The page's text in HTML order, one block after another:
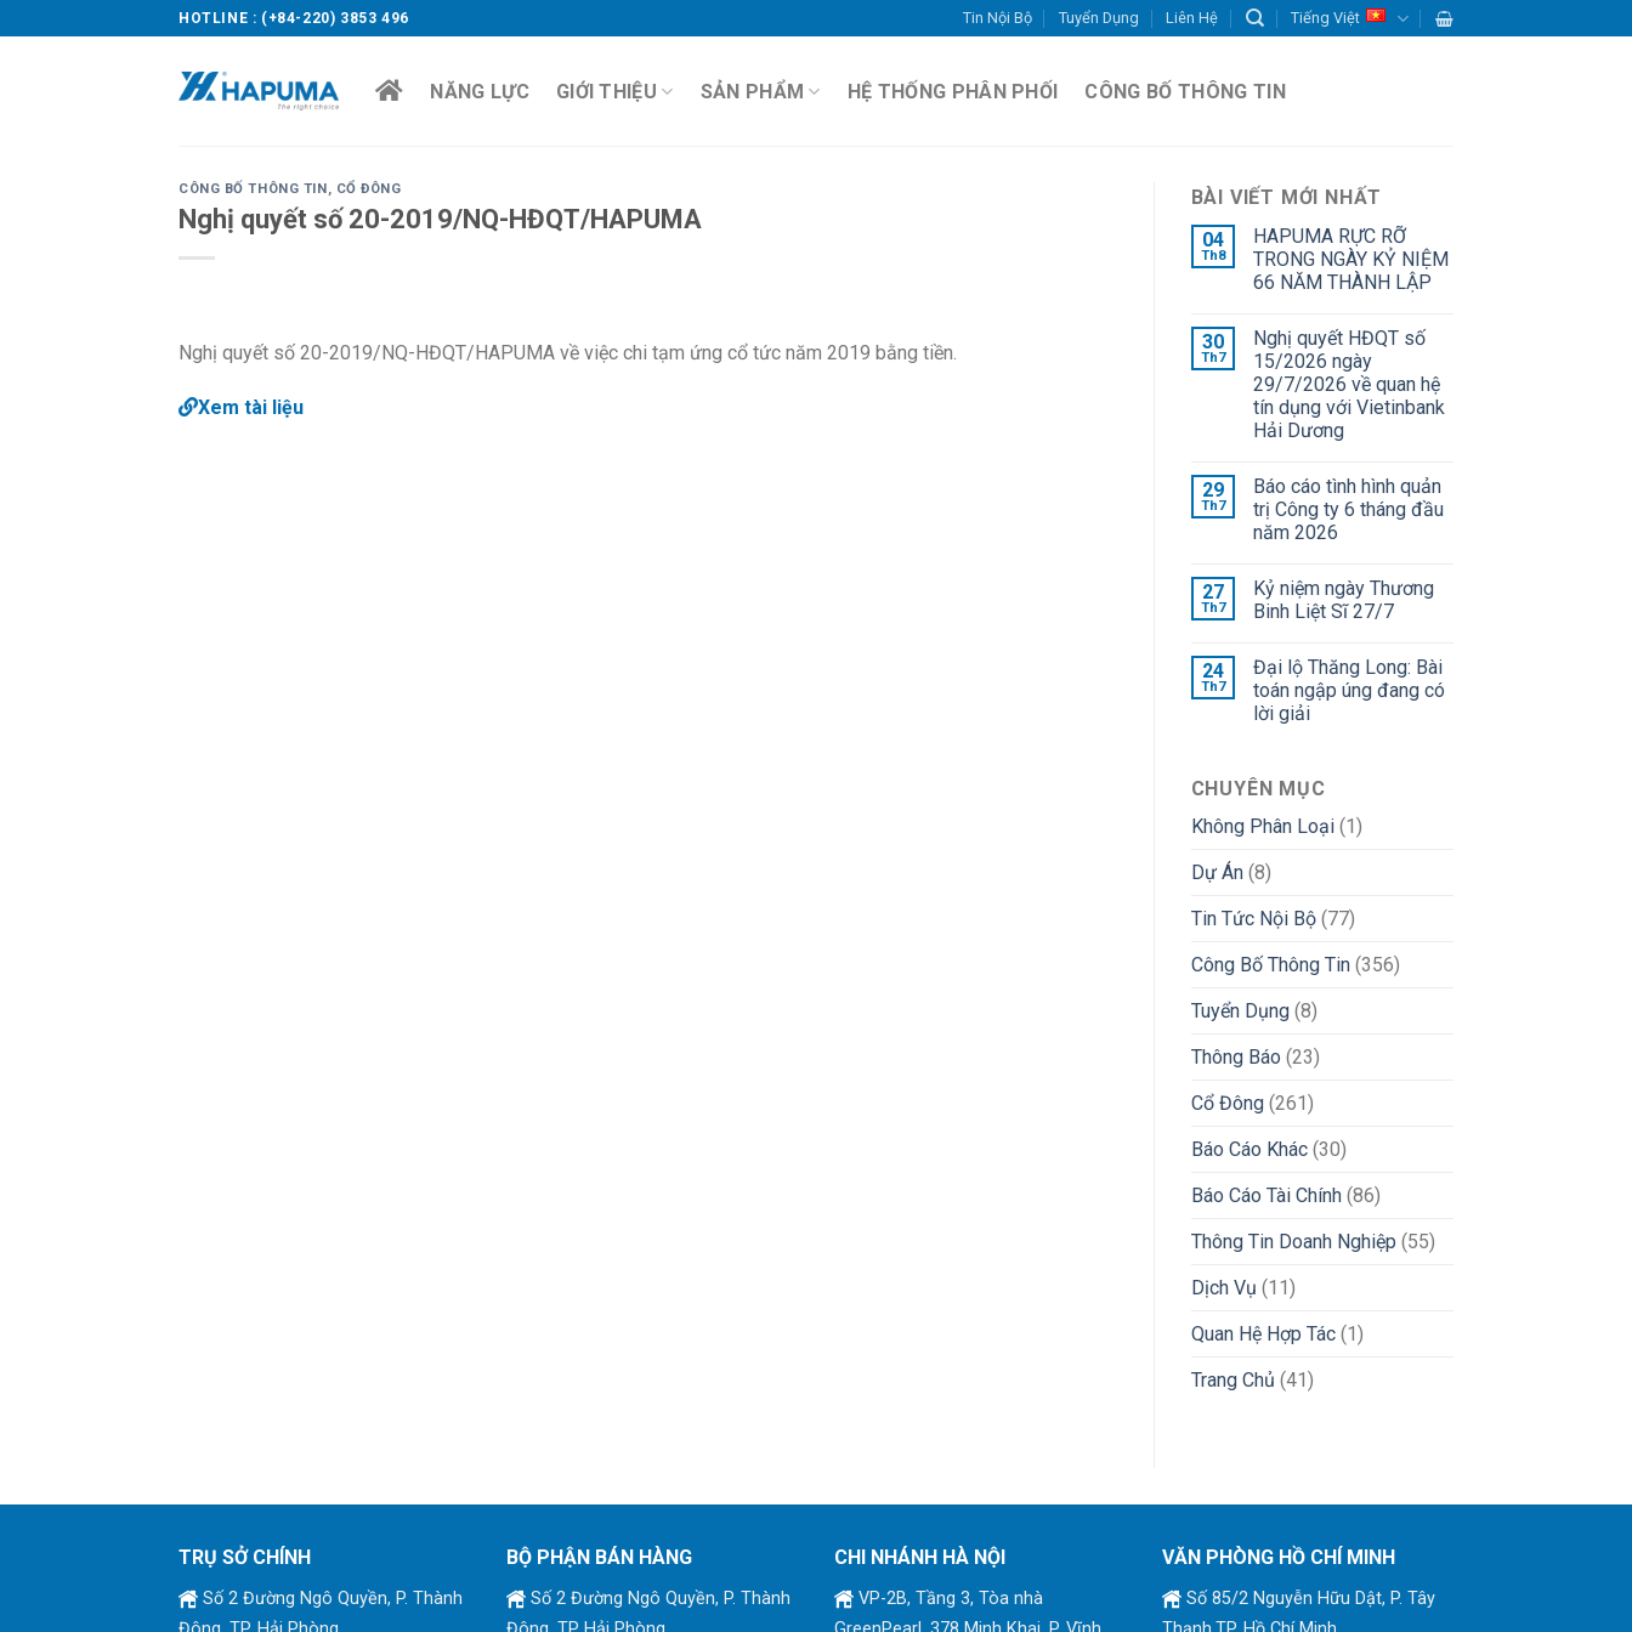
to
HOTLINE : (+84-220) 3853 496 Tin Nội Bộ Tuyển Dụng Liên Hệ Tiếng Việt
NĂNG LỰC GIỚI THIỆU SẢN PHẨM HỆ THỐNG PHÂN PHỐI CÔNG BỐ THÔNG TIN
CÔNG BỐ THÔNG TIN, CỔ ĐÔNG
Nghị quyết số 20-2019/NQ-HĐQT/HAPUMA
Nghị quyết số 20-2019/NQ-HĐQT/HAPUMA về việc chi tạm ứng cổ tức năm 2019 bằng tiền.
Xem tài liệu
BÀI VIẾT MỚI NHẤT
04
Th8
HAPUMA RỰC RỠ
TRONG NGÀY KỶ NIỆM
66 NĂM THÀNH LẬP
30
Th7
Nghị quyết HĐQT số
15/2026 ngày
29/7/2026 về quan hệ
tín dụng với Vietinbank
Hải Dương
29
Th7
Báo cáo tình hình quản
trị Công ty 6 tháng đầu
năm 2026
27
Th7
Kỷ niệm ngày Thương
Binh Liệt Sĩ 27/7
24
Th7
Đại lộ Thăng Long: Bài
toán ngập úng đang có
lời giải
CHUYÊN MỤC
Không Phân Loại(1)
Dự Án(8)
Tin Tức Nội Bộ(77)
Công Bố Thông Tin(356)
Tuyển Dụng(8)
Thông Báo (23)
Cổ Đông(261)
Báo Cáo Khác(30)
Báo Cáo Tài Chính(86)
Thông Tin Doanh Nghiệp (55)
Dịch Vụ (11)
Quan Hệ Hợp Tác(1)
Trang Chủ (41)
TRỤ SỞ CHÍNH
Số 2 Đường Ngô Quyền, P. Thành
BỘ PHẬN BÁN HÀNG
Số 2 Đường Ngô Quyền, P. Thành
CHI NHÁNH HÀ NỘI
VP-2B, Tầng 3, Tòa nhà
VĂN PHÒNG HỒ CHÍ MINH
Số 85/2 Nguyễn Hữu Dật, P. Tây